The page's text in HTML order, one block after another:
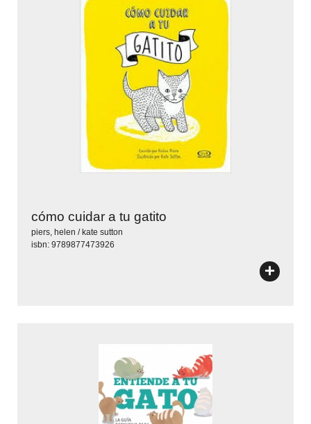
cómo cuidar a tu gatito
piers, helen / kate sutton
isbn: 9789877473926
+